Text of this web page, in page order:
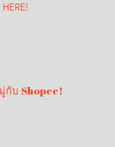
บ Shopee!